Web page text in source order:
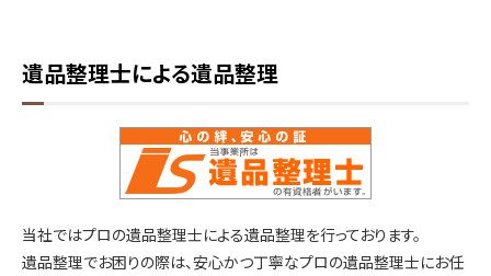
遺品整理士による遺品整理
当社ではプロの遺品整理士による遺品整理を行っております。
遺品整理でお困りの際は、安心かつ丁寧なプロの遺品整理士にお任